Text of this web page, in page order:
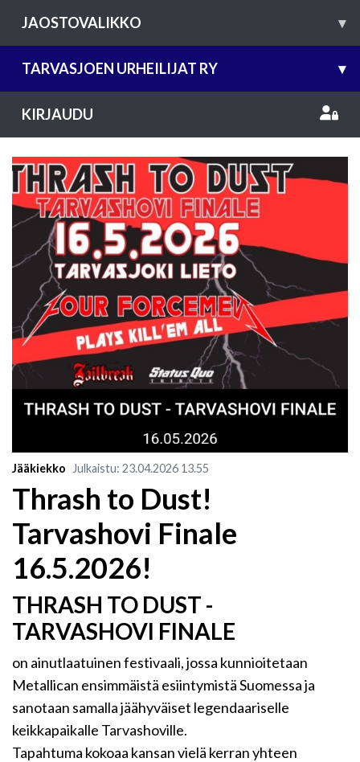
JAOSTOVALIKKO ▾
TARVASJOEN URHEILIJAT RY ▾
KIRJAUDU
Jääkiekko Julkaistu: 23.04.2026 13.55
Thrash to Dust!
Tarvashovi Finale
16.5.2026!
THRASH TO DUST -
TARVASHOVI FINALE
on ainutlaatuinen festivaali, jossa kunnioitetaan
Metallican ensimmäistä esiintymistä Suomessa ja
sanotaan samalla jäähyväiset legendaariselle
keikkapaikalle Tarvashoville.
Tapahtuma kokoaa kansan vielä kerran yhteen